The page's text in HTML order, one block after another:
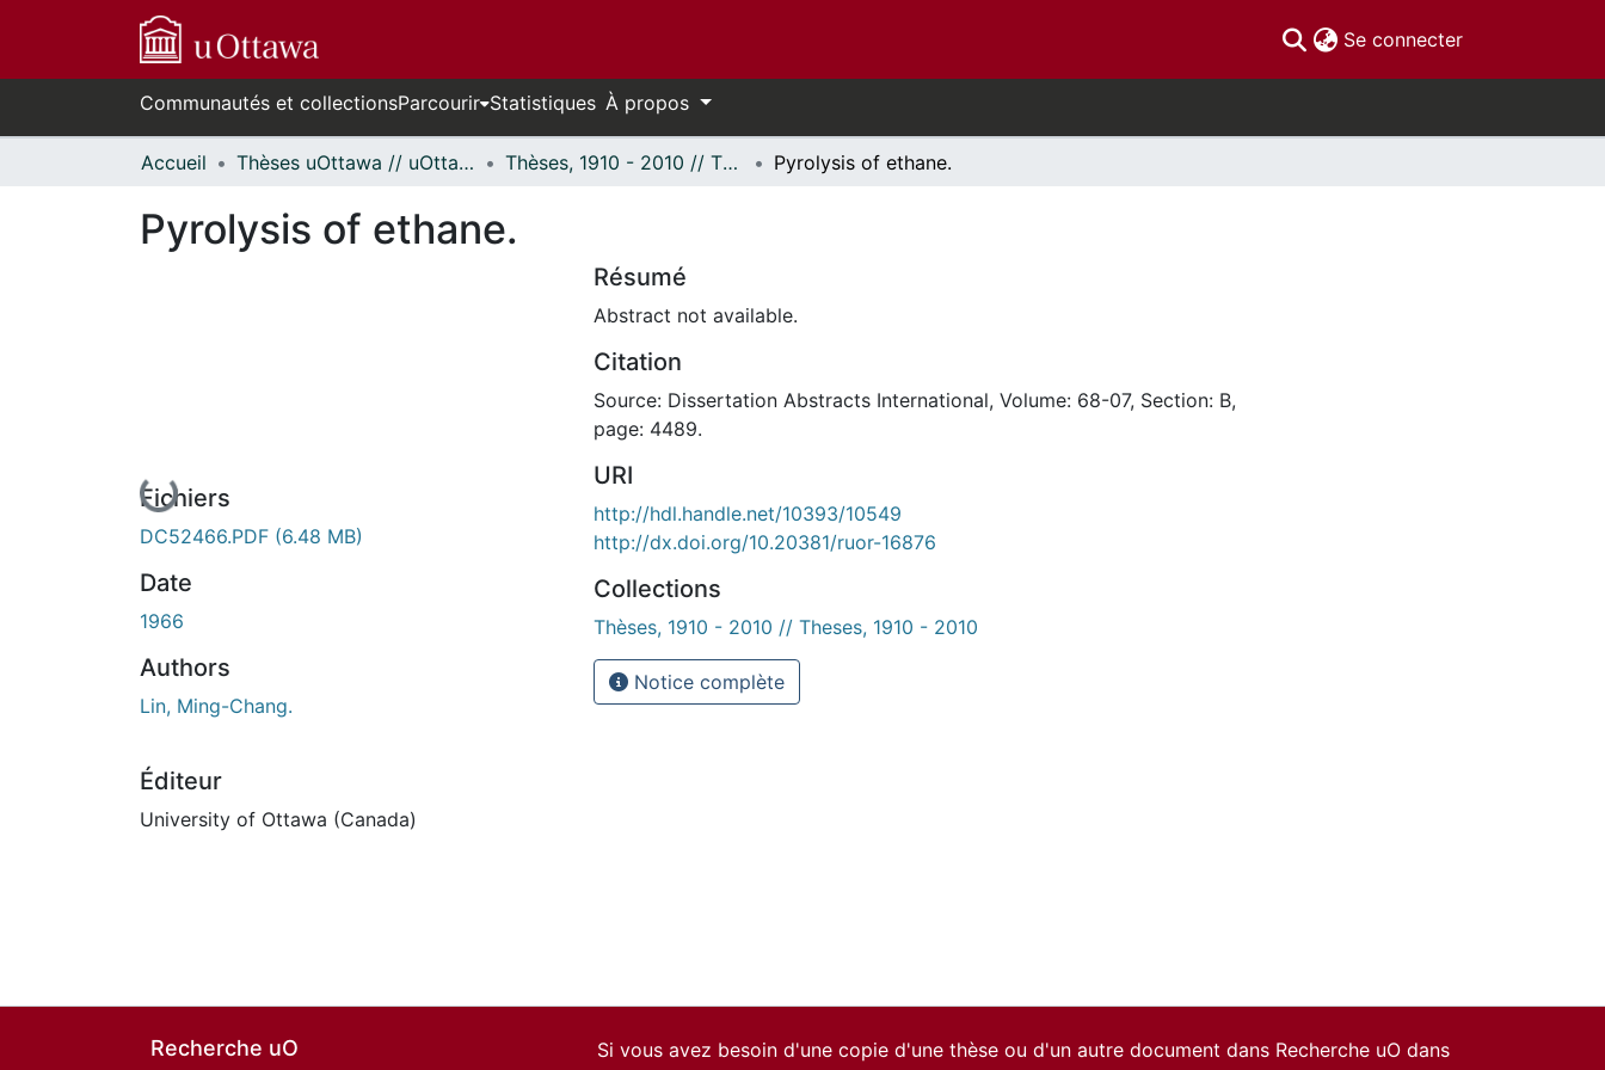
Se connecter(current)
Communautés et collectionsParcourir Statistiques À propos
Accueil Thèses uOttawa // uOttawa Theses Thèses, 1910 - 2010 // Theses, 1910 - 2010 Pyrolysis of ethane.
Pyrolysis of ethane.
En cours de chargement...
Fichiers
DC52466.PDF (6.48 MB)
Date
1966
Authors
Lin, Ming-Chang.
Éditeur
University of Ottawa (Canada)
Résumé
Abstract not available.
Citation
Source: Dissertation Abstracts International, Volume: 68-07, Section: B,
page: 4489.
URI
http://hdl.handle.net/10393/10549
http://dx.doi.org/10.20381/ruor-16876
Collections
Thèses, 1910 - 2010 // Theses, 1910 - 2010
Notice complète
Recherche uO
Si vous avez besoin d'une copie d'une thèse ou d'un autre document dans Recherche uO dans